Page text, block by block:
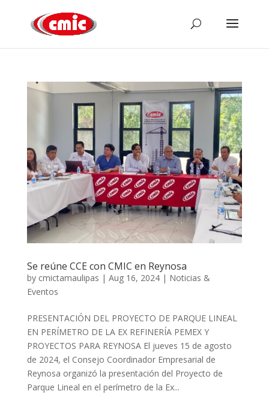
Se reúne CCE con CMIC en Reynosa
by cmictamaulipas | Aug 16, 2024| Noticias &
Eventos
PRESENTACIÓN DEL PROYECTO DE PARQUE LINEAL
EN PERÍMETRO DE LA EX REFINERÍA PEMEX Y
PROYECTOS PARA REYNOSA El jueves 15 de agosto
de 2024, el Consejo Coordinador Empresarial de
Reynosa organizó la presentación del Proyecto de
Parque Lineal en el perímetro de la Ex...